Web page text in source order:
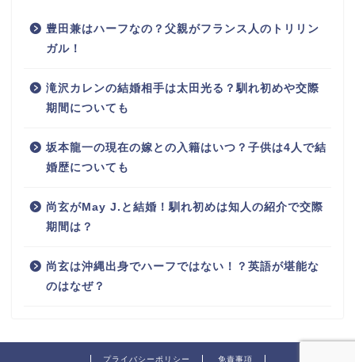
豊田兼はハーフなの？父親がフランス人のトリリン
ガル！
滝沢カレンの結婚相手は太田光る？馴れ初めや交際
期間についても
坂本龍一の現在の嫁との入籍はいつ？子供は4人で結
婚歴についても
尚玄がMay J.と結婚！馴れ初めは知人の紹介で交際
期間は？
尚玄は沖縄出身でハーフではない！？英語が堪能な
のはなぜ？
プライバシーポリシー 免責事項